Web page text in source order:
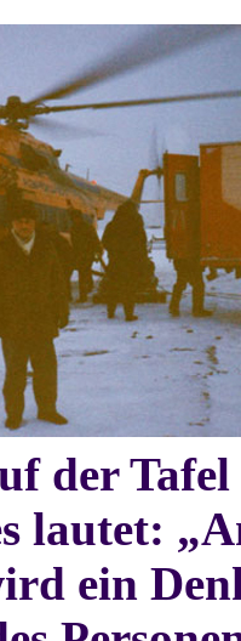
der Tafel
lautet:
ein